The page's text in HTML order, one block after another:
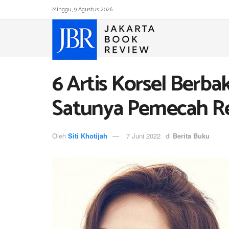
Minggu, 9 Agustus 2026
6 Artis Korsel
Satunya Pemecah
Oleh Siti Khotijah 7 Juni 2022 di Berita Buku